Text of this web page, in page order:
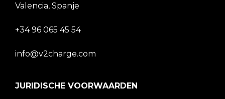
Valencia, Spanje
+34 96 065 45 54
info@v2charge.com
JURIDISCHE VOORWAARDEN